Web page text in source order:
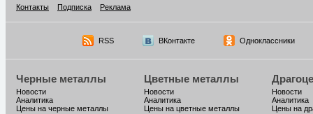
Контакты
Подписка Реклама
RSS ВКонтакте Одноклассники
Черные металлы
Новости
Аналитика
Цены на черные металлы
Цветные металлы
Новости
Аналитика
Цены на цветные металлы
Новости
Аналитика
Цены на